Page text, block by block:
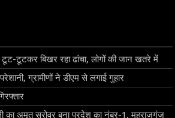
टूटकर बिखर रहा ढांचा, लोगों की जान खतरे में
ग्रामीणों ने डीएम से लगाई गुहार
का अमृत सरोवर बना प्रदेश का नंबर-1, महराजगंज